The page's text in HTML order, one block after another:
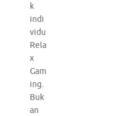
k
indi
vidu
Rela
x
Gam
ing.
Buk
an